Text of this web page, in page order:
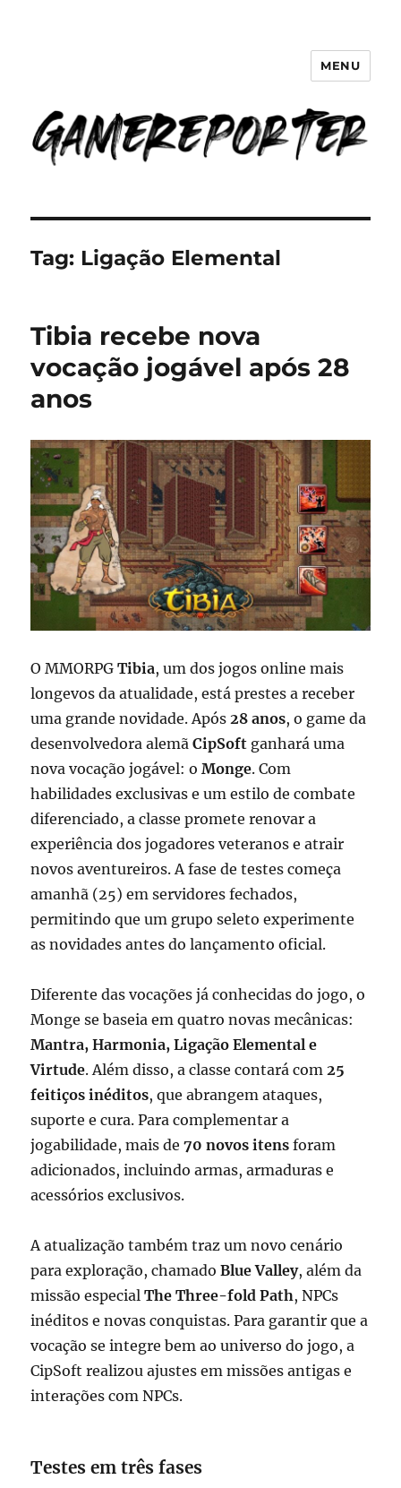
GameReporter | Cultura Gamer
MENU
Tag: Ligação Elemental
Tibia recebe nova
vocação jogável após 28
anos
O MMORPGTibia, um dos jogos online mais
longevos da atualidade, está prestes a receber
uma grande novidade. Após28 anos, o game da
desenvolvedora alemãCipSoft ganhará uma
nova vocação jogável: oMonge. Com
habilidades exclusivas e um estilo de combate
diferenciado, a classe promete renovar a
experiência dos jogadores veteranos e atrair
novos aventureiros. A fase de testes começa
amanhã (25) em servidores fechados,
permitindo que um grupo seleto experimente
as novidades antes do lançamento oficial.
Diferente das vocações já conhecidas do jogo, o
Monge se baseia em quatro novas mecânicas:
Mantra, Harmonia, Ligação Elemental e
Virtude. Além disso, a classe contará com25
feitiços inéditos, que abrangem ataques,
suporte e cura. Para complementar a
jogabilidade, mais de70 novos itens foram
adicionados, incluindo armas, armaduras e
acessórios exclusivos.
A atualização também traz um novo cenário
para exploração, chamadoBlue Valley, além da
missão especialThe Three-fold Path, NPCs
inéditos e novas conquistas. Para garantir que a
vocação se integre bem ao universo do jogo, a
CipSoft realizou ajustes em missões antigas e
interações com NPCs.
Testes em três fases